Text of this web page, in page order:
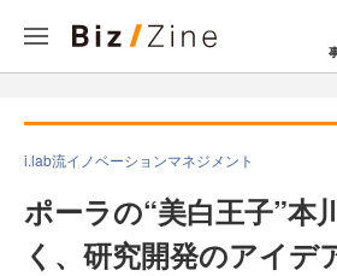
i.lab流イノベーションマネジメント
ポーラの“美白王子”本
く、研究開発のアイデ